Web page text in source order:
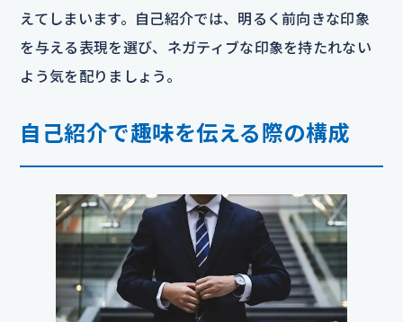
えてしまいます。自己紹介では、明るく前向きな印象
を与える表現を選び、ネガティブな印象を持たれない
よう気を配りましょう。
自己紹介で趣味を伝える際の構成